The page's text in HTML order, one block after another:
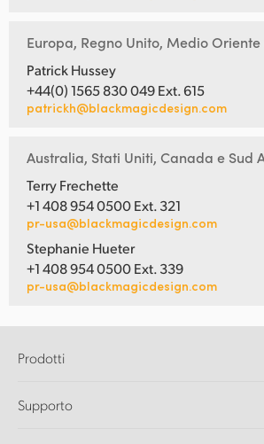
Europa, Regno Unito, Medio
Patrick Hussey
+44(0) 1565 830 049 Ext. 615
patrickh@blackmagicdesign.com
Australia, Stati Uniti, Canada e Sud
Terry Frechette
+1 408 954 0500 Ext. 321
pr-usa@blackmagicdesign.com
Stephanie Hueter
+1 408 954 0500 Ext. 339
pr-usa@blackmagicdesign.com
Prodotti
DaVinci Resolve e Fusion
Supporto